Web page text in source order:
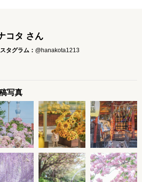
コタ さん
タグラム： @hanakota1213
写真